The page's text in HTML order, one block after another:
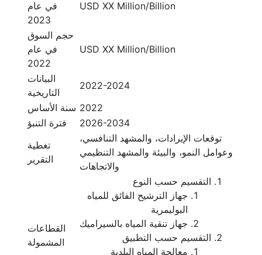
في عام
2023
USD XX Million/Billion
حجم السوق
في عام
2022
USD XX Million/Billion
البيانات
التاريخية
2022-2024
سنة الأساس 2022
فترة التنبؤ
2026-2034
تغطية
التقرير
توقعات الإيرادات، والمشهد التنافسي،
وعوامل النمو، والبيئة والمشهد التنظيمي
والاتجاهات
القطاعات
المشمولة
التقسيم حسب النوع
جهاز الترشيح الفائق للمياه
البوليمرية
جهاز تنقية المياه بالسيراميك
التقسيم حسب التطبيق
معالجة المياه البلدية